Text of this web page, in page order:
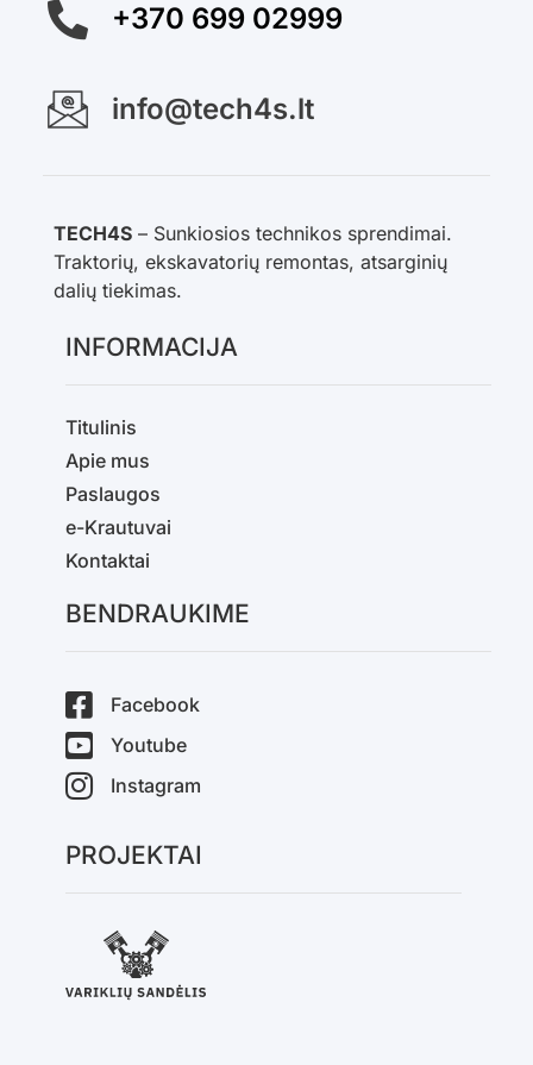
+370 699 02999
info@tech4s.lt
TECH4S – Sunkiosios technikos sprendimai.
Traktorių, ekskavatorių remontas, atsarginių
dalių tiekimas.
INFORMACIJA
Titulinis
Apie mus
Paslaugos
e-Krautuvai
Kontaktai
BENDRAUKIME
Facebook
Youtube
Instagram
PROJEKTAI